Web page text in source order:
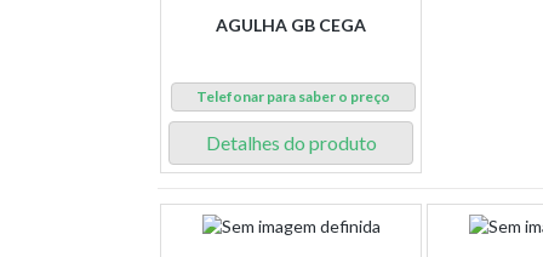
AGULHA GB CEGA
Telefonar para saber o preço
Detalhes do produto